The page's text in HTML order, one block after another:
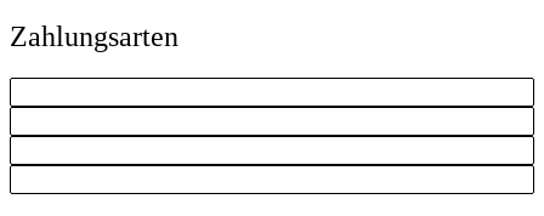
Zahlungsarten